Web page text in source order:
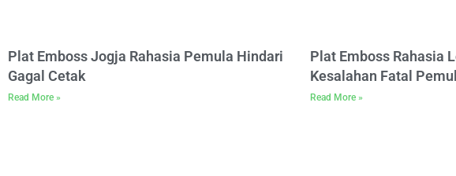
Plat Emboss Jogja Rahasia Pemula Hindari
Gagal Cetak
Read More »
Plat Emboss Rahasia
Kesalahan Fatal
Read More »